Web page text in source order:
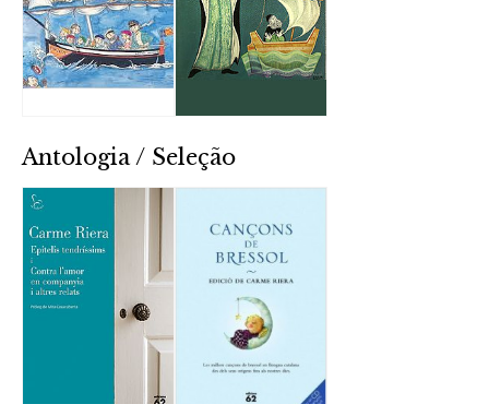
Antologia / Seleção